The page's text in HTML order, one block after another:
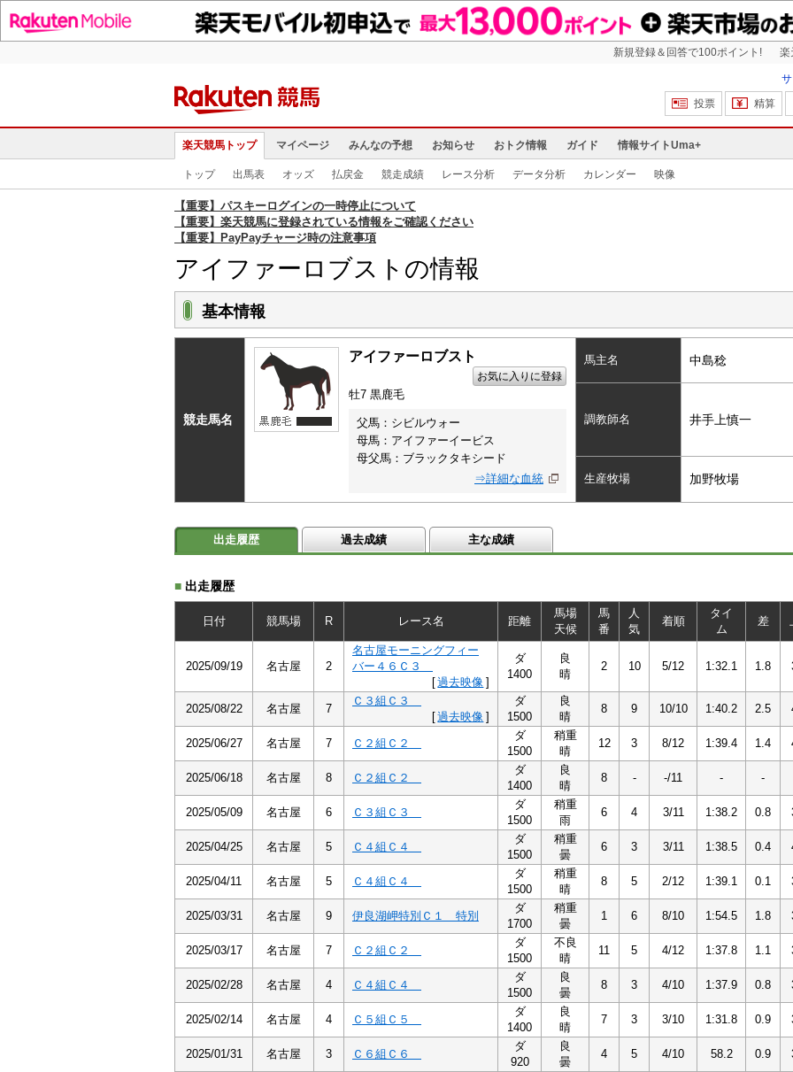
新規登録＆回答で100ポイント! 楽
投票
精算
楽天競馬トップ マイページ みんなの予想 お知らせ おトク情報 ガイド 情報サイトUma+
トップ 出馬表 オッズ 払戻金 競走成績 レース分析 データ分析 カレンダー 映像
【重要】パスキーログインの一時停止について
【重要】楽天競馬に登録されている情報をご確認ください
【重要】PayPayチャージ時の注意事項
アイファーロブストの情報
基本情報
競走馬名
アイファーロブスト
お気に入りに登録
牡7 黒鹿毛
父馬：シビルウォー
母馬：アイファーイービス
母父馬：ブラックタキシード
⇒詳細な血統
馬主名 中島稔
調教師名 井手上慎一
生産牧場 加野牧場
出走履歴 過去成績 主な成績
■ 出走履歴
日付 競馬場 R レース名 距離
馬場
天候
馬
番
人
気
着順
タイ
ム
差
2025/09/19 名古屋 2
名古屋モーニングフィー
バー４６Ｃ３
[過去映像 ]
ダ
1400
良
晴
2 10 5/12 1:32.1 1.8
2025/08/22 名古屋 7
Ｃ３組Ｃ３
[過去映像 ]
ダ
1500
良
晴
8 9 10/10 1:40.2 2.5
2025/06/27 名古屋 7 Ｃ２組Ｃ２
ダ
1500
稍重
晴
12 3 8/12 1:39.4 1.4
2025/06/18 名古屋 8 Ｃ２組Ｃ２
ダ
1400
良
晴
8 - -/11 - -
2025/05/09 名古屋 6 Ｃ３組Ｃ３
ダ
1500
稍重
雨
6 4 3/11 1:38.2 0.8
2025/04/25 名古屋 5 Ｃ４組Ｃ４
ダ
1500
稍重
曇
6 3 3/11 1:38.5 0.4
2025/04/11 名古屋 5 Ｃ４組Ｃ４
ダ
1500
稍重
晴
8 5 2/12 1:39.1 0.1
2025/03/31 名古屋 9 伊良湖岬特別Ｃ１ 特別
ダ
1700
稍重
曇
1 6 8/10 1:54.5 1.8
2025/03/17 名古屋 7 Ｃ２組Ｃ２
ダ
1500
不良
晴
11 5 4/12 1:37.8 1.1
2025/02/28 名古屋 4 Ｃ４組Ｃ４
ダ
1500
良
曇
8 3 4/10 1:37.9 0.8
2025/02/14 名古屋 4 Ｃ５組Ｃ５
ダ
1400
良
晴
7 3 3/10 1:31.8 0.9
2025/01/31 名古屋 3 Ｃ６組Ｃ６
ダ
920
良
曇
4 5 4/10 58.2 0.9